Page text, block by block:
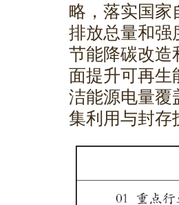
略，落实国家
排放总量和强
节能降碳改造
面提升可再生
洁能源电量覆
集利用与封存